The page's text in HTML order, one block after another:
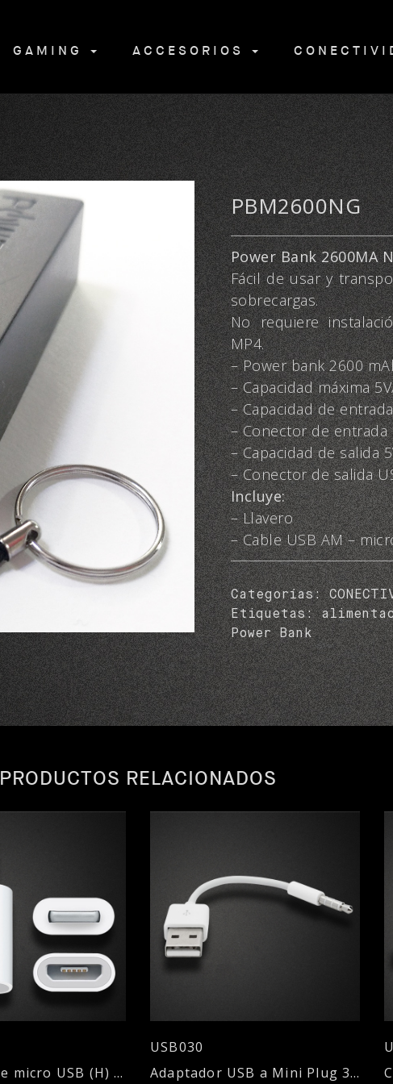
GAMING ACCESORIOS
PBM2600NG
Power Bank 2600MA
Fácil de usar y
sobrecargas.
No requiere
MP4.
– Power bank 2600
– Capacidad máxima
– Capacidad de
– Conector de entrada
– Capacidad de salida
– Conector de salida
Incluye:
– Llavero
– Cable USB AM –
Categorías:
Etiquetas:
Power Bank
PRODUCTOS RELACIONADOS
Adaptador de micro USB (H) a Lightning (M)
USB030
Adaptador USB a Mini Plug 3.5